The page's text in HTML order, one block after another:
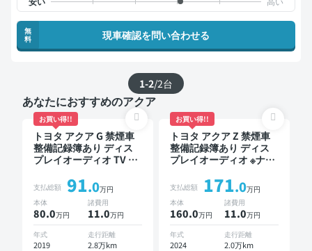
無
料
現車確認を問い合わせる
1-2/2台
あなたにおすすめのアクア
お買い得!!
トヨタ アクア G 禁煙車
整備記録簿あり ディス
プレイオーディオ TV ス
モニター 衝突軽減
支払総額 91.0万円
本体
80.0万円
諸費用
11.0万円
年式
2019
走行距離
2.8万km
お買い得!!
トヨタ アクア Z 禁煙車
整備記録簿あり ディス
プレイオーディオ ※ナビ
ルーズ ワイヤレスキー
スマートキー ETC バッ
クモニター 全方位カメ
ラ 衝突軽減
支払総額 171.0万円
本体
160.0万円
諸費用
11.0万円
年式
2024
走行距離
2.0万km